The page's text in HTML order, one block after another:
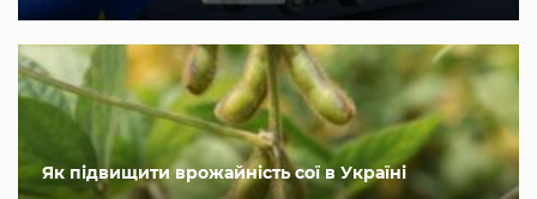
Як підвищити врожайність сої в Україні